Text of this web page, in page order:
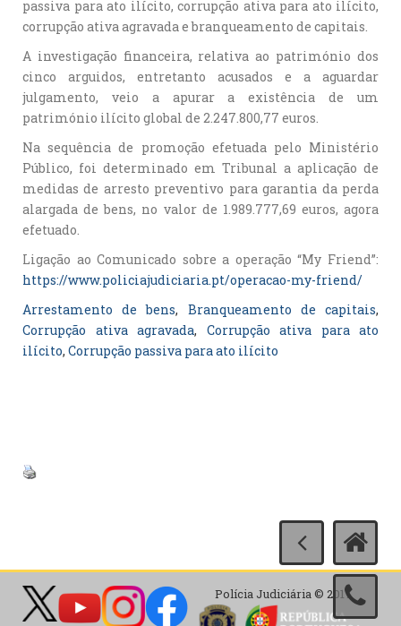
passiva para ato ilícito, corrupção ativa para ato ilícito,
corrupção ativa agravada e branqueamento de capitais.
A investigação financeira, relativa ao património dos
cinco arguidos, entretanto acusados e a aguardar
julgamento, veio a apurar a existência de um
património ilícito global de 2.247.800,77 euros.
Na sequência de promoção efetuada pelo Ministério
Público, foi determinado em Tribunal a aplicação de
medidas de arresto preventivo para garantia da perda
alargada de bens, no valor de 1.989.777,69 euros, agora
efetuado.
Ligação ao Comunicado sobre a operação “My Friend”:
https://www.policiajudiciaria.pt/operacao-my-friend/
Arrestamento de bens, Branqueamento de capitais
Corrupção ativa agravada, Corrupção ativa para ato
ilícito, Corrupção passiva para ato ilícito
Polícia Judiciária © 2017